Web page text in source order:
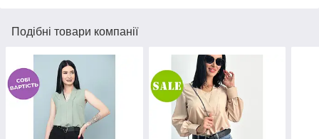
Подібні товари компанії